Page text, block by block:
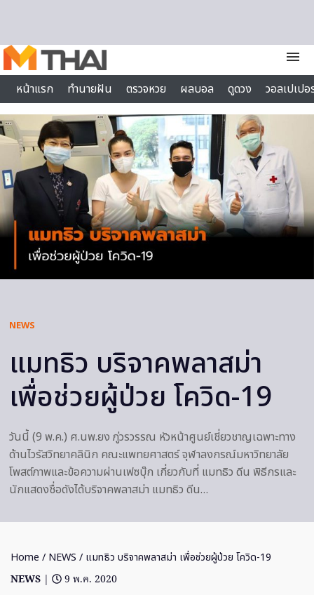
menu
หน้าแรก
ทำนายฝัน ตรวจหวย ผลบอล ดูดวง
วอลเปเป
ไลฟ์สไตล์
NEWS
แมทธิว บริจาคพลาสม่า
เพื่อช่วยผู้ป่วย โควิด-19
วันนี้ (9 พ.ค.) ศ.นพ.ยง ภู่วรวรรณ หัวหน้าศูนย์เชี่ยวชาญเฉพาะทาง
ด้านไวรัสวิทยาคลินิก คณะแพทยศาสตร์ จุฬาลงกรณ์มหาวิทยาลัย
โพสต์ภาพและข้อความผ่านเฟซบุ๊ก เกี่ยวกับที่ แมทธิว ดีน พิธีกรและ
นักแสดงชื่อดังได้บริจาคพลาสม่า แมทธิว ดีน…
Home / NEWS / แมทธิว บริจาคพลาสม่า เพื่อช่วยผู้ป่วย โควิด-19
NEWS |
9 พ.ค. 2020